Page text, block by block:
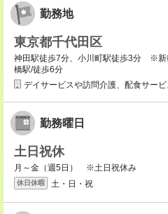
勤務地
東京都千代田区
神田駅徒歩7分、小川町駅徒歩3分 ※新
橋駅/徒歩6分
デイサービスや訪問介護、配食サー
勤務曜日
土日祝休
月～金（週5日） ※土日祝休み
休日休暇 土・日・祝